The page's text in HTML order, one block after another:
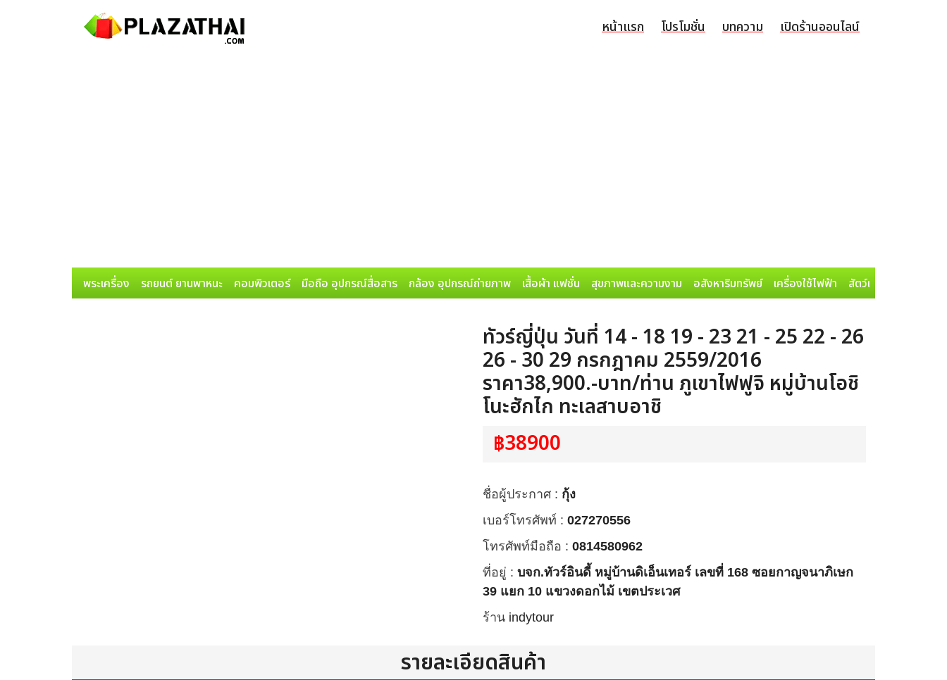
หน้าแรก โปรโมชั่น บทความ เปิดร้านออนไลน์
พระเครื่อง รถยนต์ ยานพาหนะ คอมพิวเตอร์ มือถือ อุปกรณ์สื่อสาร กล้อง อุปกรณ์ถ่ายภาพ เสื้อผ้า แฟชั่น สุขภาพและความงาม อสังหาริมทรัพย์ เครื่องใช้ไฟฟ้า สัตว์เลี้ยง
ทัวร์ญี่ปุ่น วันที่ 14 - 18 19 - 23 21 - 25 22 - 26
26 - 30 29 กรกฎาคม 2559/2016
ราคา38,900.-บาท/ท่าน ภูเขาไฟฟูจิ หมู่บ้านโอชิ
โนะฮักไก ทะเลสาบอาชิ
฿38900
ชื่อผู้ประกาศ : กุ้ง
เบอร์โทรศัพท์ : 027270556
โทรศัพท์มือถือ : 0814580962
ที่อยู่ : บจก.ทัวร์อินดี้ หมู่บ้านดิเอ็นเทอร์ เลขที่ 168 ซอยกาญจนาภิเษก
39 แยก 10 แขวงดอกไม้ เขตประเวศ
ร้าน indytour
รายละเอียดสินค้า